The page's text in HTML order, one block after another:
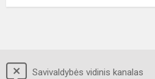
Savivaldybės vidinis kanalas